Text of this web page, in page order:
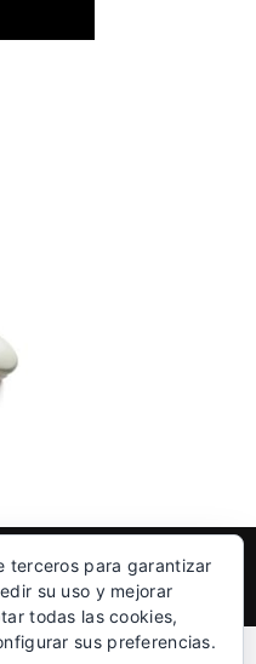
2011-2026| Aviso Legal
terceros para garantizar
su uso y mejorar
todas las cookies,
sus preferencias.